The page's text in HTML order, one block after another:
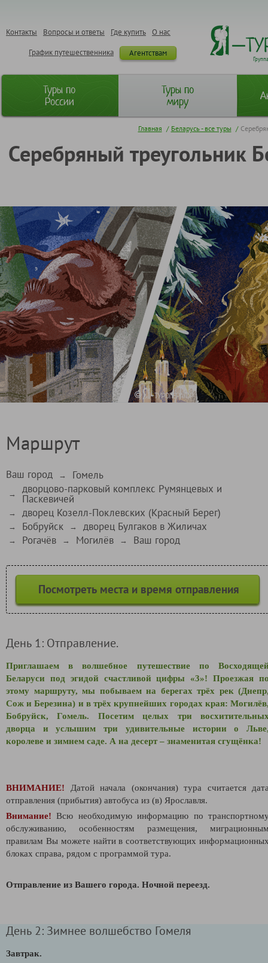
О нас
Где купить
Вопросы и ответы
Контакты
Агентствам
График путешественника
Туры по
России
Туры по
миру
Главная / Беларусь - все туры /
Серебряный треугольник
Маршрут
Ваш город → Гомель
→ дворцово-парковый комплекс Румянцевых и
Паскевичей
→ дворец Козелл-Поклевских (Красный Берег)
→ Бобруйск → дворец Булгаков в Жиличах
→ Рогачёв → Могилёв → Ваш город
Посмотреть места и время отправления
День 1: Отправление.
Приглашаем в волшебное путешествие по
Беларуси под эгидой счастливой цифры «3»! Проезжая
этому маршруту, мы побываем на берегах трёх рек
Сож и Березина) и в трёх крупнейших городах края:
Бобруйск, Гомель. Посетим целых три
дворца и услышим три удивительные истории о
королеве и зимнем саде. А на десерт – знаменитая сгущёнка!
ВНИМАНИЕ!
Датой начала (окончания) тура считается
отправления (прибытия) автобуса из (в) Ярославля.
Внимание! Всю необходимую информацию по
обслуживанию, особенностям размещения,
правилам Вы можете найти в соответствующих
блоках справа, рядом с программой тура.
Отправление из Вашего города. Ночной переезд.
День 2: Зимнее волшебство Гомеля
Завтрак.